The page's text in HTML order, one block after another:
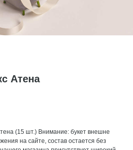
Атена
(15 шт.) Внимание: букет внешне
на сайте, состав остается без